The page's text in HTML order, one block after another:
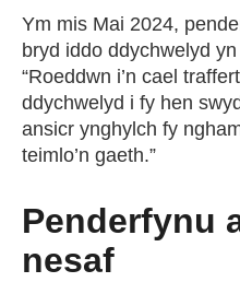
Ym mis Mai 2024,
bryd iddo ddychwelyd
“Roeddwn i’n cael
ddychwelyd i fy hen
ansicr ynghylch fy
teimlo’n gaeth.”
Penderfynu
nesaf